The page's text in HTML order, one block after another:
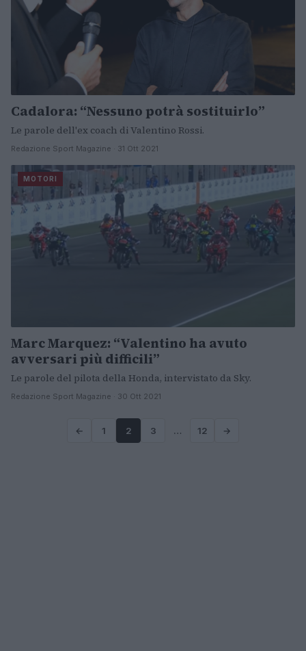
Cadalora: “Nessuno potrà sostituirlo”
Le parole dell'ex coach di Valentino Rossi.
Redazione Sport Magazine · 31 Ott 2021
MOTORI
Marc Marquez: “Valentino ha avuto
avversari più difficili”
Le parole del pilota della Honda, intervistato da Sky.
Redazione Sport Magazine · 30 Ott 2021
← 1 2 3 … 12 →